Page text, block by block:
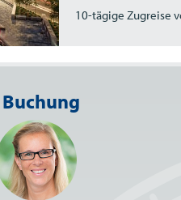
10-tägige Zugreise